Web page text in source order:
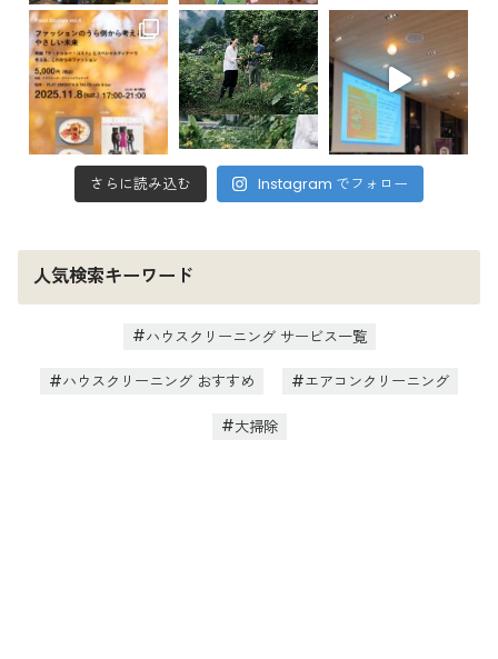
さらに読み込む Instagram でフォロー
人気検索キーワード
ハウスクリーニング サービス一覧
ハウスクリーニング おすすめ エアコンクリーニング
大掃除